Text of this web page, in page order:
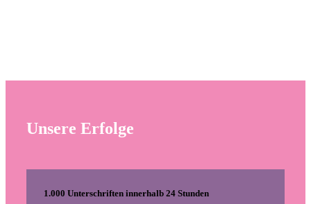
Unsere Erfolge
1.000 Unterschriften innerhalb 24 Stunden